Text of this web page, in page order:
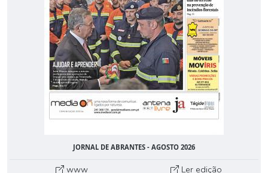
JORNAL DE ABRANTES - AGOSTO 2026
www Ler edição